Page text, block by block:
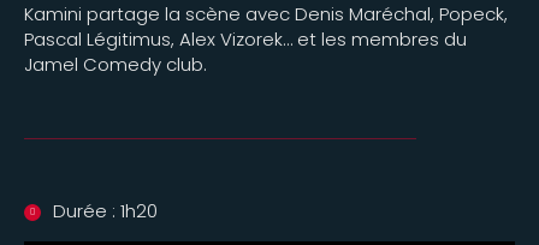
Kamini partage la scène avec Denis Maréchal, Popeck,
Pascal Légitimus, Alex Vizorek… et les membres du
Jamel Comedy club.
Durée : 1h20